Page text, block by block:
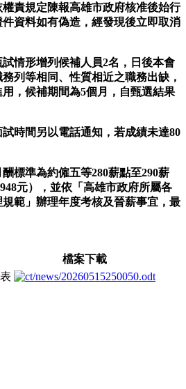
責規定陳報高雄市政府核准後始行
資料如有偽造，經發現後立即取消
情形增列候補人員2名，日後本會
列等相同、性質相近之職務出缺，
，候補期間為5個月，自甄選結果
時間另以電話通知，若成績未達80
標準為約僱五等280薪點至290薪
元），並依「高雄市政府所屬各
範」辦理年度考核及晉薪事宜，最
檔案下載